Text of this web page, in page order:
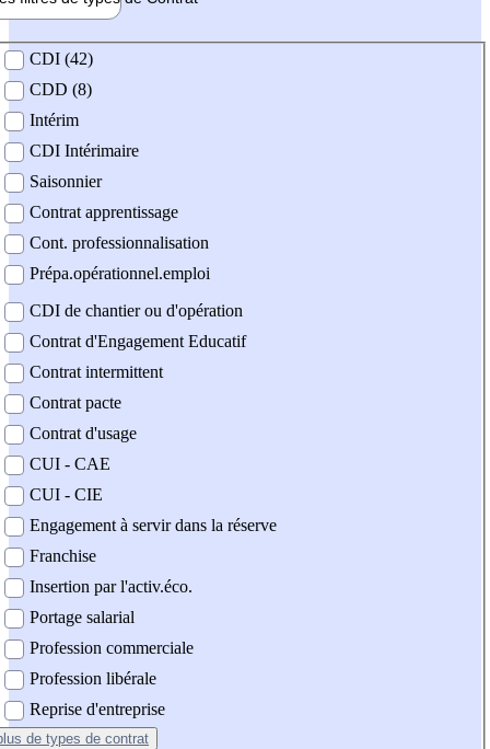
contrat
CDI (42)
CDD (8)
Intérim
CDI Intérimaire
Saisonnier
Contrat apprentissage
Cont. professionnalisation
Prépa.opérationnel.emploi
CDI de chantier ou d'opération
Contrat d'Engagement Educatif
Contrat intermittent
Contrat pacte
Contrat d'usage
CUI - CAE
CUI - CIE
Engagement à servir dans la réserve
Franchise
Insertion par l'activ.éco.
Portage salarial
Profession commerciale
Profession libérale
Reprise d'entreprise
de types de contrat